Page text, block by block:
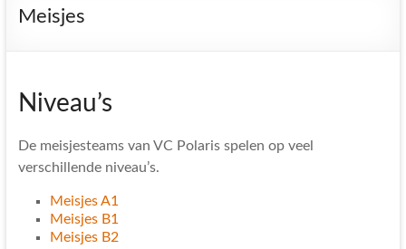
Meisjes
Niveau’s
De meisjesteams van VC Polaris spelen op veel
verschillende niveau’s.
Meisjes A1
Meisjes B1
Meisjes B2